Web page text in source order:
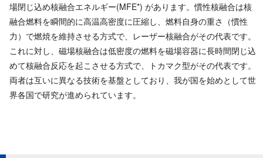
場閉じ込め核融合エネルギー(MFE*) があります。慣性核融合は核
融合燃料を瞬間的に高温高密度に圧縮し、燃料自身の重さ（慣性
力）で燃焼を維持させる方式で、レーザー核融合がその代表です。
これに対し、磁場核融合は低密度の燃料を磁場容器に長時間閉じ込
めて核融合反応を起こさせる方式で、トカマク型がその代表です。
両者は互いに異なる技術を基盤としており、我が国を始めとして世
界各国で研究が進められています。